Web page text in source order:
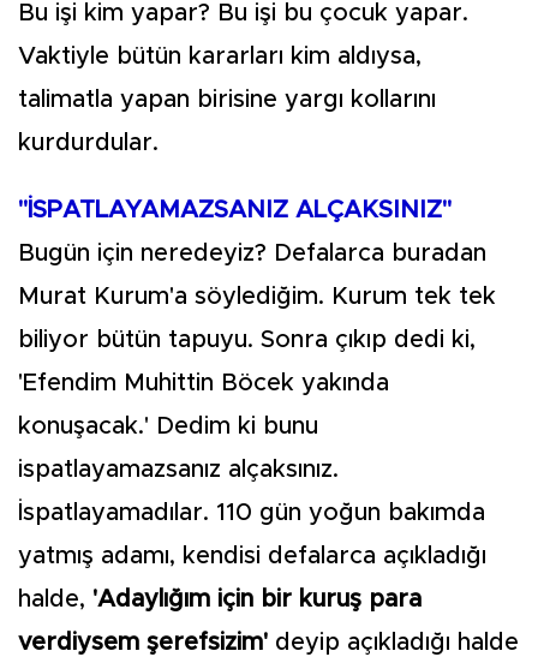
Bu işi kim yapar? Bu işi bu çocuk yapar.
Vaktiyle bütün kararları kim aldıysa,
talimatla yapan birisine yargı kollarını
kurdurdular.
"İSPATLAYAMAZSANIZ ALÇAKSINIZ"
Bugün için neredeyiz? Defalarca buradan
Murat Kurum'a söylediğim. Kurum tek tek
biliyor bütün tapuyu. Sonra çıkıp dedi ki,
'Efendim Muhittin Böcek yakında
konuşacak.' Dedim ki bunu
ispatlayamazsanız alçaksınız.
İspatlayamadılar. 110 gün yoğun bakımda
yatmış adamı, kendisi defalarca açıkladığı
halde, 'Adaylığım için bir kuruş para
verdiysem şerefsizim' deyip açıkladığı halde